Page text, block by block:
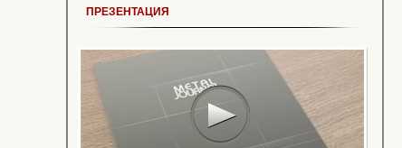
ПРЕЗЕНТАЦИЯ